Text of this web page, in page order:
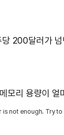
200달러가
리 용량이
is not enough. Try